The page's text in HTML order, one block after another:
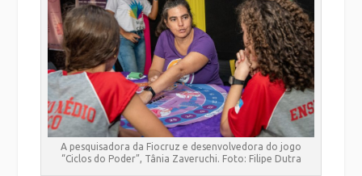
A pesquisadora da Fiocruz e desenvolvedora do jogo
“Ciclos do Poder”, Tânia Zaveruchi. Foto: Filipe Dutra